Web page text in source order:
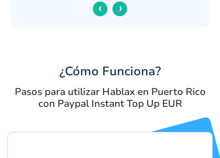
‹ ›
¿Cómo Funciona?
Pasos para utilizar Hablax en Puerto Rico
con Paypal Instant Top Up EUR